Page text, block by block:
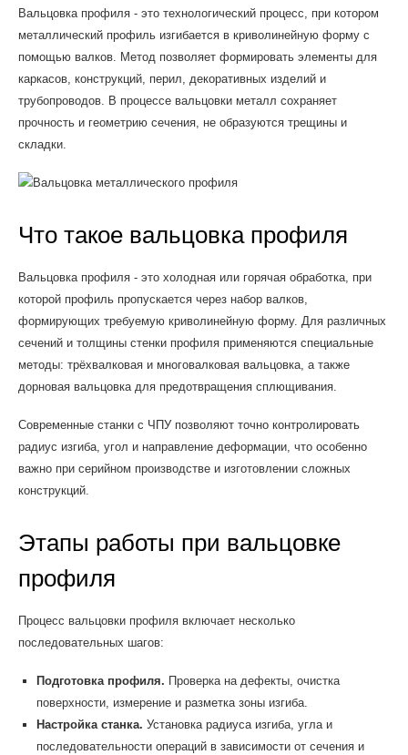
Вальцовка профиля - это технологический процесс, при котором
металлический профиль изгибается в криволинейную форму с
помощью валков. Метод позволяет формировать элементы для
каркасов, конструкций, перил, декоративных изделий и
трубопроводов. В процессе вальцовки металл сохраняет
прочность и геометрию сечения, не образуются трещины и
складки.
Что такое вальцовка профиля
Вальцовка профиля - это холодная или горячая обработка, при
которой профиль пропускается через набор валков,
формирующих требуемую криволинейную форму. Для различных
сечений и толщины стенки профиля применяются специальные
методы: трёхвалковая и многовалковая вальцовка, а также
дорновая вальцовка для предотвращения сплющивания.
Современные станки с ЧПУ позволяют точно контролировать
радиус изгиба, угол и направление деформации, что особенно
важно при серийном производстве и изготовлении сложных
конструкций.
Этапы работы при вальцовке
профиля
Процесс вальцовки профиля включает несколько
последовательных шагов:
Подготовка профиля. Проверка на дефекты, очистка
поверхности, измерение и разметка зоны изгиба.
Настройка станка. Установка радиуса изгиба, угла и
последовательности операций в зависимости от сечения и